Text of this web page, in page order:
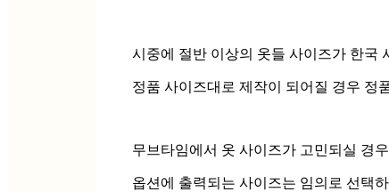
시중에 절반 이상의 옷들 사이즈가 한국
정품 사이즈대로 제작이 되어질 경우 정
무브타임에서 옷 사이즈가 고민되실 경우
옵션에 출력되는 사이즈는 임의로 선택